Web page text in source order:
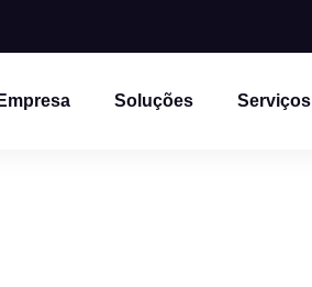
Empresa Soluções Serviços